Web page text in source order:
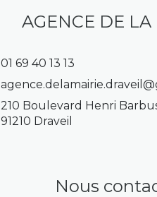
AGENCE DE LA
01 69 40 13 13
210 Boulevard Henri
91210 Draveil
Nous